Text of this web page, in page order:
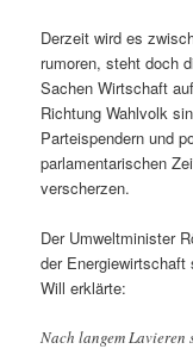
Derzeit wird es
rumoren, steht doch
Sachen Wirtschaft
Richtung Wahlvolk
Parteispendern und
parlamentarischen
verscherzen.
Der Umweltminister
der Energiewirtschaft
Will erklärte:
Nach langem Lavieren